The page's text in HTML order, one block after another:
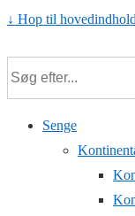
↓ Hop til hovedindhold
Senge